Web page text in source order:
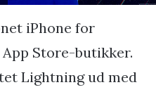
iPhone for
Store-butikker.
Lightning ud med